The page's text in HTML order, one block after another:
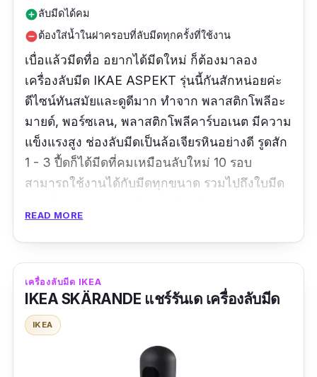
add_circleลับมีดได้คม
remove_circleต้องใส่น้ำในฝาครอบที่ลับมีดทุกครั้งที่ใช้งาน
เบื่อแล้วมีดทื่อ อยากได้มีดใหม่ ก็ต้องมาลอง
เครื่องลับมีด IKAE ASPEKT รุ่นนี้กันสักหน่อยค่ะ
ดีไซน์ทันสมัยและดูดีมาก ทำจาก พลาสติกโพลีอะ
มายด์, พอร์ซเลน, พลาสติกโพลีคาร์บอเนต มีความ
แข็งแรงสูง ช่องลับมีดเป็นล้อเจียรหินอย่างดี รูดสัก
1 - 3 ปื้ดก็ได้มีดที่คมเหมือนลับใหม่ 10 รอบ
สามารถใช้งานได้กับมีดทุกขนาด รวมไปถึงใบมีด
ครอบกันฝุ่นได้ด้วย น่าใช้มาก ๆ เลยค่ะ
READ MORE
เครื่องลับมีด IKEA
IKEA SKÄRANDE แชร์รันเด เครื่องลับมีด
IKEA